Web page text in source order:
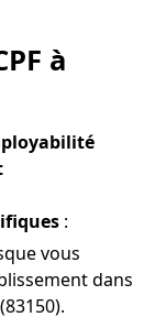
à
:
vous
dans